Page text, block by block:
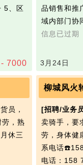
5、区
7000
品销售和推
域内部门协
信息已过期
3月24日
员，
，熟
休三
柳城风火
[招聘/业务
卖骑手，要
劳，身体健
系电话
电话：158